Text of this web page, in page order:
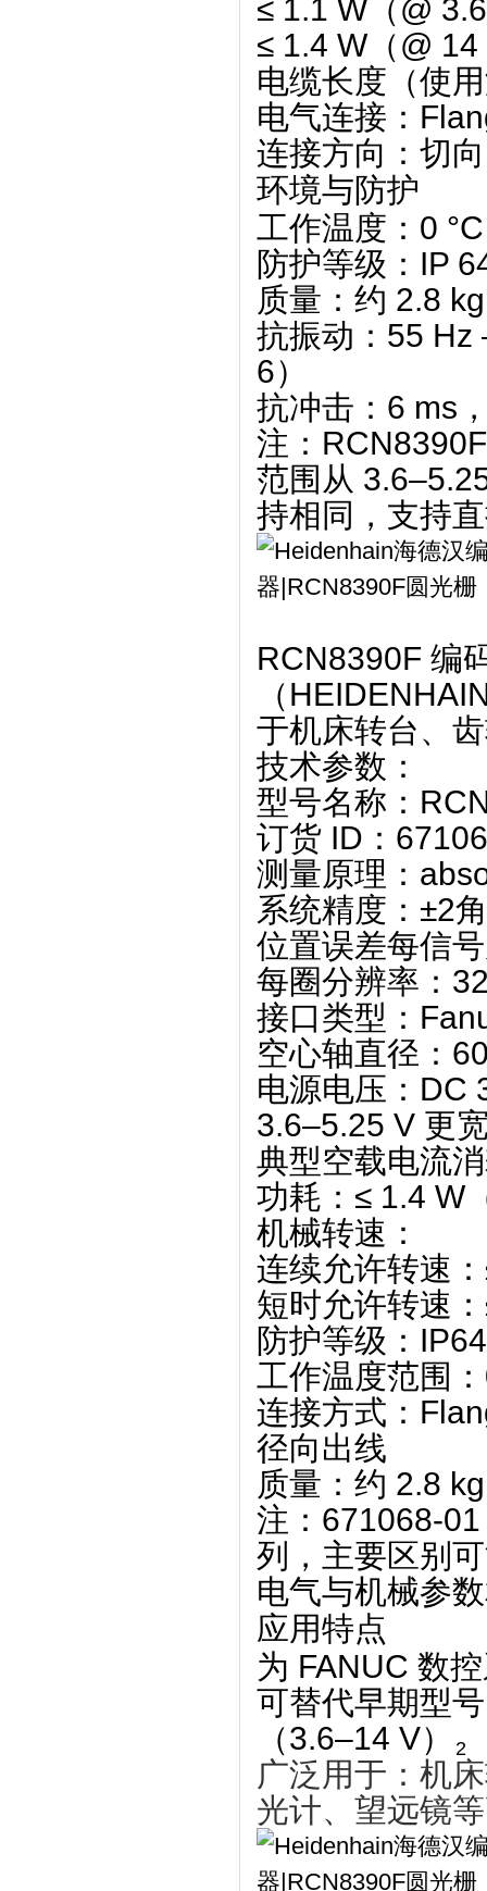
≤ ‌ 1.1 W （@
≤ ‌ 1.4 W （@
电缆长度（使
电气连接 ‌：‌
连接方向 ‌：‌ 切
环境与防护
工作温度 ‌：‌ 0
防护等级 ‌：‌ IP
质量 ‌：‌ 约 2.8 kg
抗振动 ‌：‌ 55 Hz
6）
抗冲击 ‌：‌ 6 ms
注：
范围从
持相同，支持
RCN8390F 编
（
于机床转台、
技术参数 ‌：
型号名称 ：
订货 ID ：
测量原理 ：
系统精度 ‌：‌ ±2
位置误差每信
每圈分辨率 ‌：‌
接口类型 ‌：‌
空心轴直径 ‌：‌
电源电压 ‌：‌ DC
3.6–5.25 V 更
典型空载电流
功耗 ：≤ 1.4 W
机械转速 ‌：
连续允许转速
短时允许转速
防护等级 ‌：‌ IP64
工作温度范围 ‌：‌
连接方式 ：
径向出线
质量 ‌：约 ‌ 2.8 kg
注：671068-
列，主要区别
电气与机械参
应用特点
为 ‌ FANUC 数
可替代早期型
（3.6–14 V）‌
2
广泛用于：‌ 机
光计、望远镜